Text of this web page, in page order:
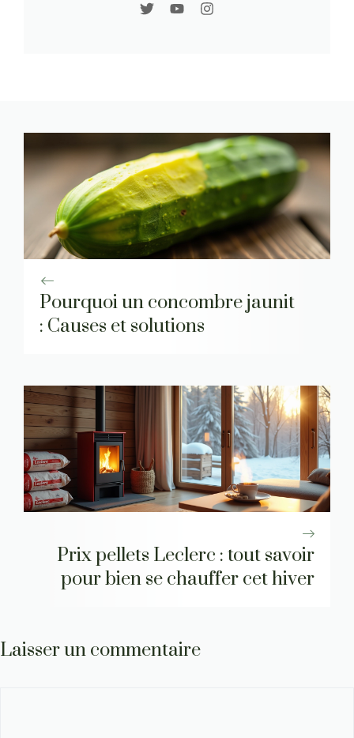
Pourquoi un concombre jaunit
: Causes et solutions
Prix pellets Leclerc : tout savoir
pour bien se chauffer cet hiver
Laisser un commentaire